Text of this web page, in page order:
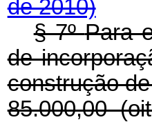
de 2010)
§ 7ºPara
de
construção
85.000,00